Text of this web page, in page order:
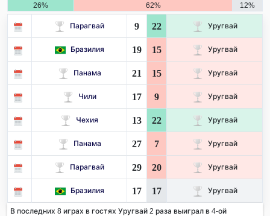
26% 62% 12%
Парагвай 9 22 Уругвай
Бразилия 19 15 Уругвай
Панама 21 15 Уругвай
Чили 17 9 Уругвай
Чехия 13 22 Уругвай
Панама 27 7 Уругвай
Парагвай 29 20 Уругвай
Бразилия 17 17 Уругвай
В последних 8 играх в гостях Уругвай 2 раза выиграл в 4-ой